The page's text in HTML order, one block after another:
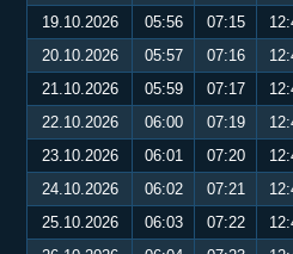
19.10.2026
05:56 07:15
20.10.2026
05:57 07:16
21.10.2026
05:59 07:17
22.10.2026
06:00 07:19
23.10.2026
06:01 07:20
24.10.2026
06:02 07:21
25.10.2026
06:03 07:22